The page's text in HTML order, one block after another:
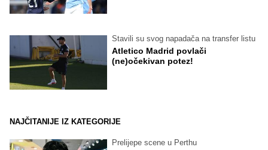
Stavili su svog napadača na transfer listu
Atletico Madrid povlači
(ne)očekivan potez!
NAJČITANIJE IZ KATEGORIJE
Prelijepe scene u Perthu